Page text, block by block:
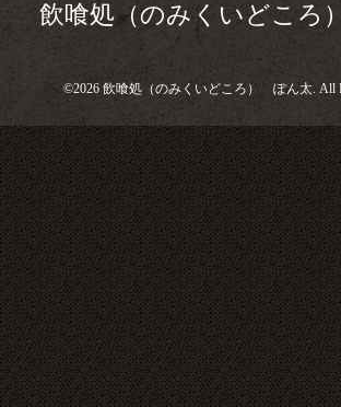
飲喰処（のみくいどこ
©2026 飲喰処（のみくいどころ） ぽん太. All